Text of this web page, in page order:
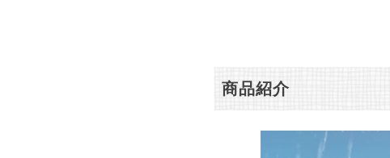
商品紹介